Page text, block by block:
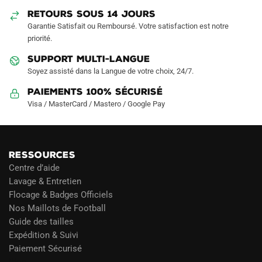
la
page
produit
page
RETOURS SOUS 14 JOURS
Garantie Satisfait ou Remboursé. Votre satisfaction est notre
priorité.
SUPPORT MULTI-LANGUE
Soyez assisté dans la Langue de votre choix, 24/7.
Paiements 100% Sécurisé
Visa / MasterCard / Mastero / Google Pay
RESSOURCES
Centre d’aide
Lavage & Entretien
Flocage & Badges Officiels
Nos Maillots de Football
Guide des tailles
Expédition & Suivi
Paiement Sécurisé